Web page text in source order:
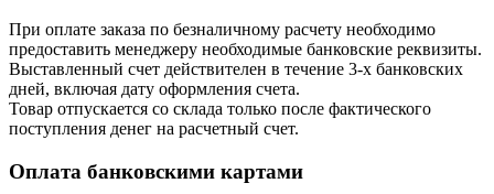
При оплате заказа по безналичному расчету необходимо
предоставить менеджеру необходимые банковские реквизиты.
Выставленный счет действителен в течение 3-х банковских
дней, включая дату оформления cчета.
Товар отпускается со склада только после фактического
поступления денег на расчетный счет.
Оплата банковскими картами